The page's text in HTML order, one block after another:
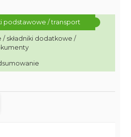
podstawowe / transport
składniki dodatkowe /